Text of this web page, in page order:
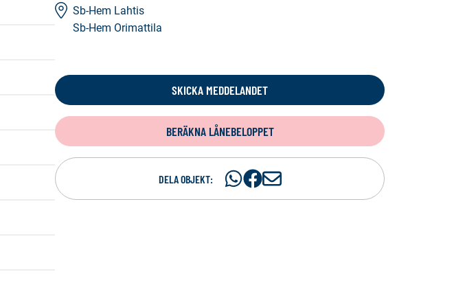
Sb-Hem Lahtis
Sb-Hem Orimattila
SKICKA MEDDELANDET
BERÄKNA LÅNEBELOPPET
DELA OBJEKT:
DelaDelaD